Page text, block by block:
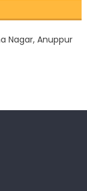
Nagar, Anuppur